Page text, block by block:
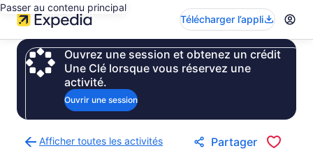
Passer au contenu principal
Télécharger l’appli
Ouvrez une session et obtenez un crédit
Une Clé lorsque vous réservez une
activité.
Ouvrir une session
Afficher toutes les activités
Partager